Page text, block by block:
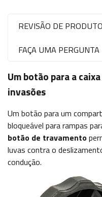
REVISÃO DE
FAÇA UMA PERGUNTA
Um botão para a
invasões
Um botão para um
bloqueável para rampas
botão de travamento
luvas contra o
condução.